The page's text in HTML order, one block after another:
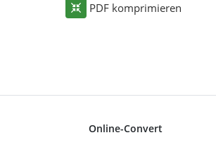
PDF komprimieren
Online-Convert